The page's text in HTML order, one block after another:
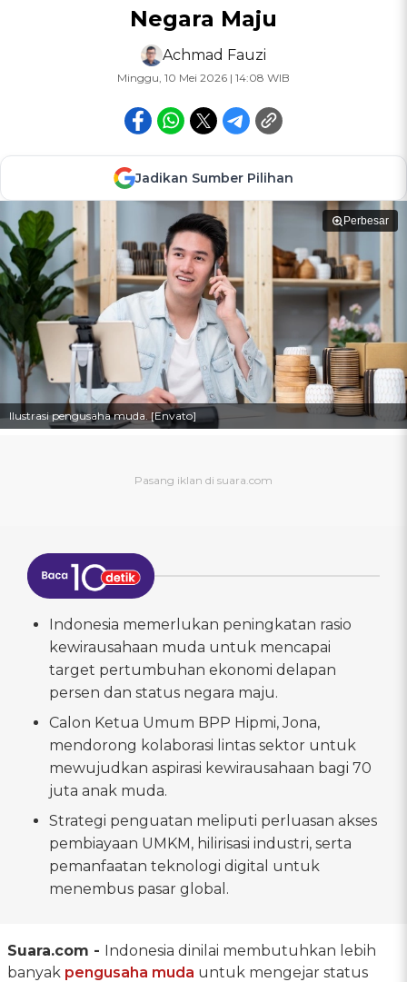
Negara Maju
Achmad Fauzi
Minggu, 10 Mei 2026 | 14:08 WIB
Jadikan Sumber Pilihan
Perbesar
Ilustrasi pengusaha muda. [Envato]
Indonesia memerlukan peningkatan rasio
kewirausahaan muda untuk mencapai
target pertumbuhan ekonomi delapan
persen dan status negara maju.
Calon Ketua Umum BPP Hipmi, Jona,
mendorong kolaborasi lintas sektor untuk
mewujudkan aspirasi kewirausahaan bagi 70
juta anak muda.
Strategi penguatan meliputi perluasan akses
pembiayaan UMKM, hilirisasi industri, serta
pemanfaatan teknologi digital untuk
menembus pasar global.
Suara.com - Indonesia dinilai membutuhkan lebih
banyak pengusaha muda untuk mengejar status